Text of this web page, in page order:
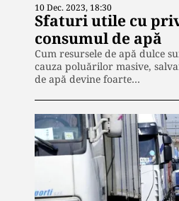
10 Dec. 2023, 18:30
Sfaturi utile cu
consumul de apă
Cum resursele de apă dulce
cauza poluărilor masive,
de apă devine foarte…